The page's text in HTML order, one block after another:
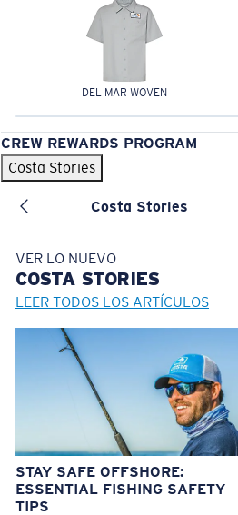
DEL MAR WOVEN
CREW REWARDS PROGRAM
Costa Stories
Costa Stories
VER LO NUEVO
COSTA STORIES
LEER TODOS LOS ARTÍCULOS
STAY SAFE OFFSHORE:
ESSENTIAL FISHING SAFETY
TIPS